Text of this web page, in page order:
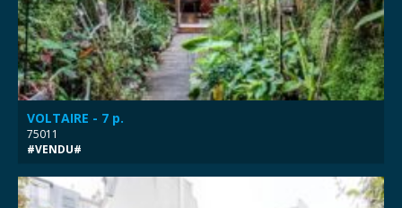
VOLTAIRE - 7 p.
75011
#VENDU#